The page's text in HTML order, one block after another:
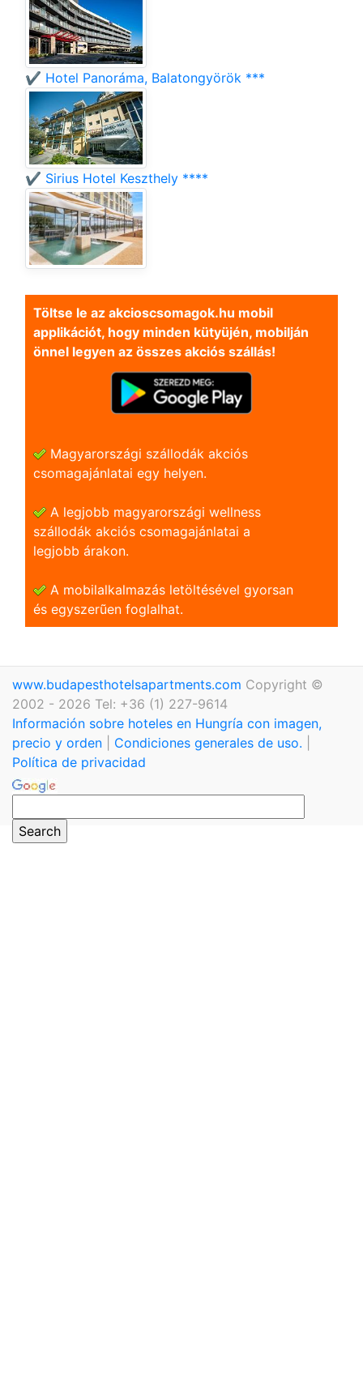
✔️ Hotel Panoráma, Balatongyörök ***
✔️ Sirius Hotel Keszthely ****
Töltse le az akcioscsomagok.hu mobil
applikációt, hogy minden kütyüjén, mobilján
önnel legyen az összes akciós szállás!
Magyarországi szállodák akciós
csomagajánlatai egy helyen.
A legjobb magyarországi wellness
szállodák akciós csomagajánlatai a
legjobb árakon.
A mobilalkalmazás letöltésével gyorsan
és egyszerũen foglalhat.
www.budapesthotelsapartments.com Copyright ©
2002 - 2026 Tel: +36 (1) 227-9614
Información sobre hoteles en Hungría con imagen,
precio y orden
Condiciones generales de uso.
Política de privacidad